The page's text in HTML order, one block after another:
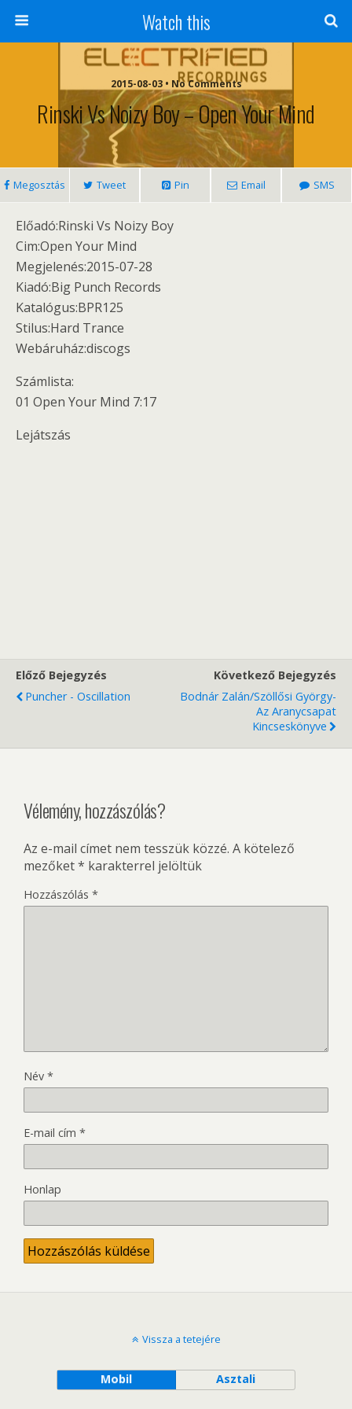
Watch this
2015-08-03 • No Comments
Rinski Vs Noizy Boy ‎– Open Your Mind
Megosztás Tweet Pin Email SMS
Előadó:Rinski Vs Noizy Boy
Cim:Open Your Mind
Megjelenés:2015-07-28
Kiadó:Big Punch Records
Katalógus:BPR125
Stilus:Hard Trance
Webáruház:discogs
Számlista:
01 Open Your Mind 7:17
Lejátszás
Előző Bejegyzés
Puncher - Oscillation
Következő Bejegyzés
Bodnár Zalán/Szöllősi György-
Az Aranycsapat
Kincseskönyve
Vélemény, hozzászólás?
Az e-mail címet nem tesszük közzé. A kötelező
mezőket* karakterrel jelöltük
Hozzászólás *
Név *
E-mail cím *
Honlap
Vissza a tetejére
Mobil Asztali